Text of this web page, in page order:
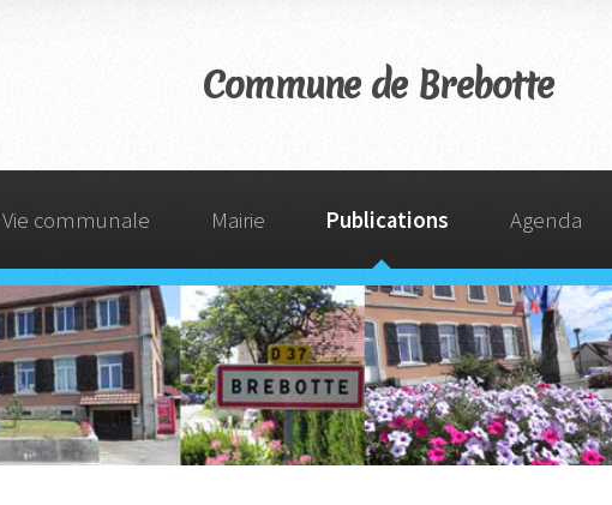
Commune de Brebotte
Vie communale Mairie Publications Agenda